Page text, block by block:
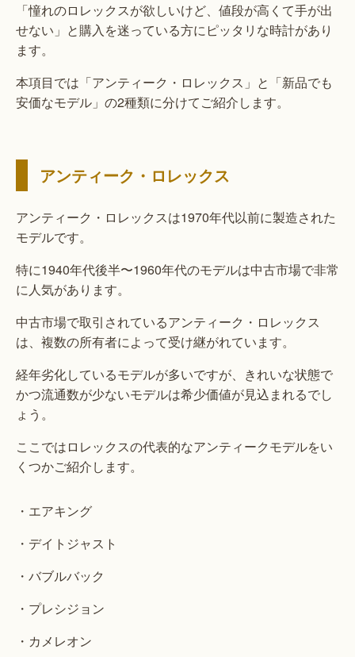
「憧れのロレックスが欲しいけど、値段が高くて手が出
せない」と購入を迷っている方にピッタリな時計があり
ます。
本項目では「アンティーク・ロレックス」と「新品でも
安価なモデル」の2種類に分けてご紹介します。
アンティーク・ロレックス
アンティーク・ロレックスは1970年代以前に製造された
モデルです。
特に1940年代後半〜1960年代のモデルは中古市場で非常
に人気があります。
中古市場で取引されているアンティーク・ロレックス
は、複数の所有者によって受け継がれています。
経年劣化しているモデルが多いですが、きれいな状態で
かつ流通数が少ないモデルは希少価値が見込まれるでし
ょう。
ここではロレックスの代表的なアンティークモデルをい
くつかご紹介します。
・エアキング
・デイトジャスト
・バブルバック
・プレシジョン
・カメレオン